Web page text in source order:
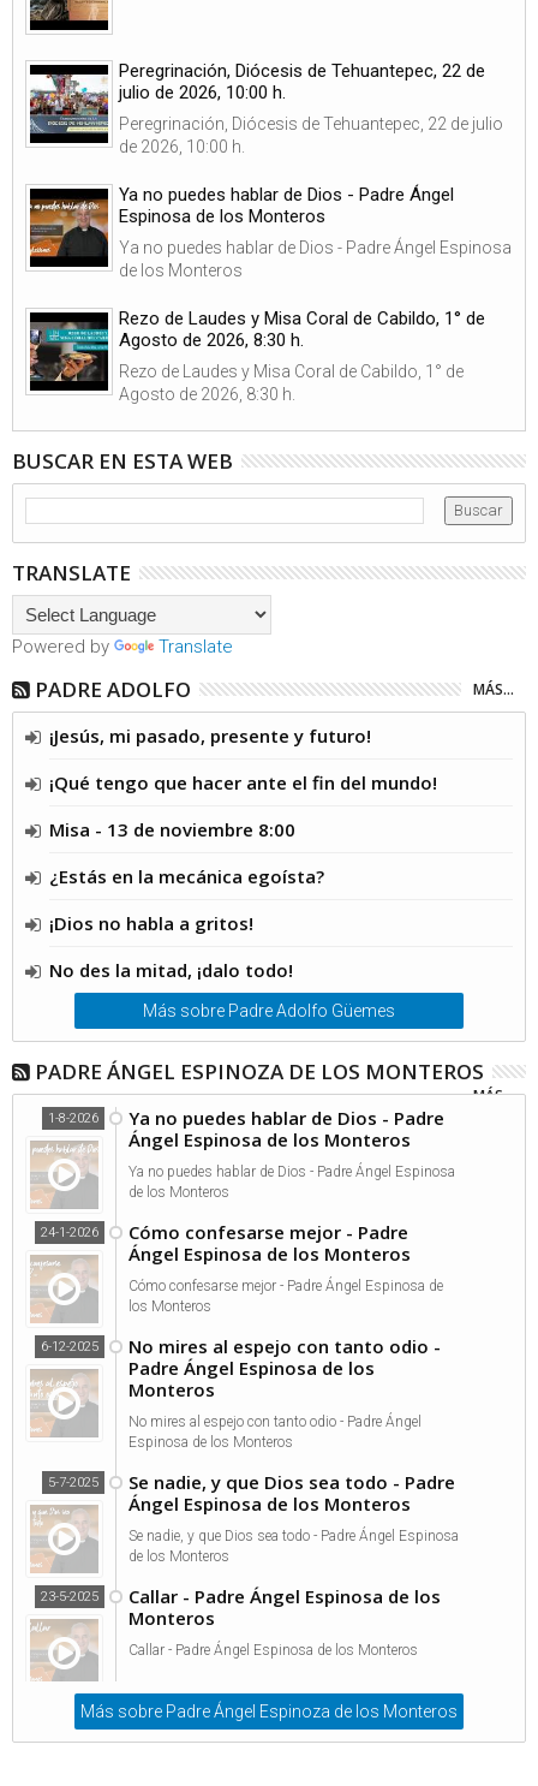
Peregrinación, Diócesis de Tehuantepec, 22 de
julio de 2026, 10:00 h.
Peregrinación, Diócesis de Tehuantepec, 22 de julio
de 2026, 10:00 h.
Ya no puedes hablar de Dios - Padre Ángel
Espinosa de los Monteros
Ya no puedes hablar de Dios - Padre Ángel Espinosa
de los Monteros
Rezo de Laudes y Misa Coral de Cabildo, 1° de
Agosto de 2026, 8:30 h.
Rezo de Laudes y Misa Coral de Cabildo, 1° de
Agosto de 2026, 8:30 h.
BUSCAR EN ESTA WEB
TRANSLATE
Powered by Translate
PADRE ADOLFO MÁS...
¡Jesús, mi pasado, presente y futuro!
¡Qué tengo que hacer ante el fin del mundo!
Misa - 13 de noviembre 8:00
¿Estás en la mecánica egoísta?
¡Dios no habla a gritos!
No des la mitad, ¡dalo todo!
Más sobre Padre Adolfo Güemes
PADRE ÁNGEL ESPINOZA DE LOS MONTEROS
MÁS...
Ya no puedes hablar de Dios - Padre
Ángel Espinosa de los Monteros
1-8-2026
Ya no puedes hablar de Dios - Padre Ángel Espinosa
de los Monteros
Cómo confesarse mejor - Padre
Ángel Espinosa de los Monteros
24-1-2026
Cómo confesarse mejor - Padre Ángel Espinosa de
los Monteros
No mires al espejo con tanto odio -
Padre Ángel Espinosa de los
Monteros
6-12-2025
No mires al espejo con tanto odio - Padre Ángel
Espinosa de los Monteros
Se nadie, y que Dios sea todo - Padre
Ángel Espinosa de los Monteros
5-7-2025
Se nadie, y que Dios sea todo - Padre Ángel Espinosa
de los Monteros
Callar - Padre Ángel Espinosa de los
Monteros
23-5-2025
Callar - Padre Ángel Espinosa de los Monteros
Más sobre Padre Ángel Espinoza de los Monteros